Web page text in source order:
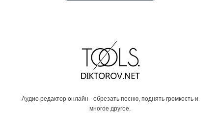
Аудио редактор онлайн - обрезать песню, поднять громкость и
многое другое.